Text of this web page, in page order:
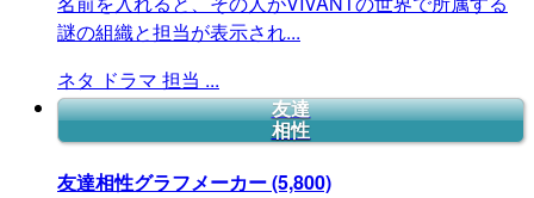
謎の組織と担当が表示され...
ネタ ドラマ 担当 ...
友達
相性
友達相性グラフメーカー(5,800)